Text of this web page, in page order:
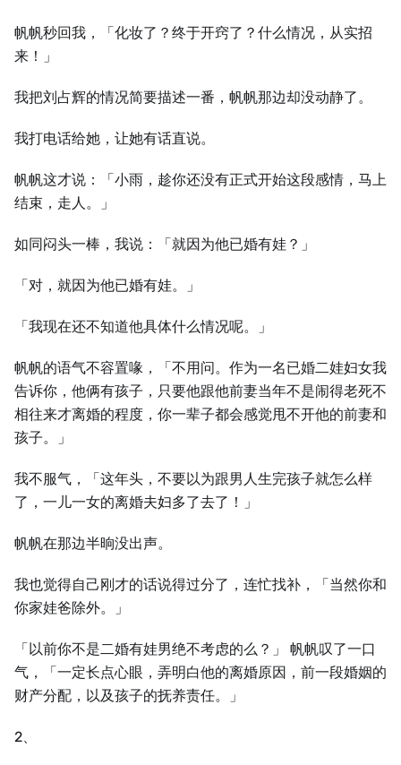
帆帆秒回我，「化妆了？终于开窍了？什么情况，从实招
来！」
我把刘占辉的情况简要描述一番，帆帆那边却没动静了。
我打电话给她，让她有话直说。
帆帆这才说：「小雨，趁你还没有正式开始这段感情，马上
结束，走人。」
如同闷头一棒，我说：「就因为他已婚有娃？」
「对，就因为他已婚有娃。」
「我现在还不知道他具体什么情况呢。」
帆帆的语气不容置喙，「不用问。作为一名已婚二娃妇女我
告诉你，他俩有孩子，只要他跟他前妻当年不是闹得老死不
相往来才离婚的程度，你一辈子都会感觉甩不开他的前妻和
孩子。」
我不服气，「这年头，不要以为跟男人生完孩子就怎么样
了，一儿一女的离婚夫妇多了去了！」
帆帆在那边半晌没出声。
我也觉得自己刚才的话说得过分了，连忙找补，「当然你和
你家娃爸除外。」
「以前你不是二婚有娃男绝不考虑的么？」 帆帆叹了一口
气，「一定长点心眼，弄明白他的离婚原因，前一段婚姻的
财产分配，以及孩子的抚养责任。」
2、